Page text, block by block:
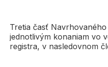
Tretia časť
jednotlivým konaniam vo
registra, v nasledovnom